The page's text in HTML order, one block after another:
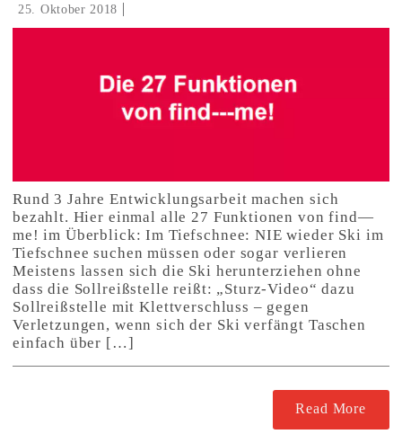
25. Oktober 2018
Rund 3 Jahre Entwicklungsarbeit machen sich
bezahlt. Hier einmal alle 27 Funktionen von find—
me! im Überblick: Im Tiefschnee: NIE wieder Ski im
Tiefschnee suchen müssen oder sogar verlieren
Meistens lassen sich die Ski herunterziehen ohne
dass die Sollreißstelle reißt: „Sturz-Video“ dazu
Sollreißstelle mit Klettverschluss – gegen
Verletzungen, wenn sich der Ski verfängt Taschen
einfach über […]
Read More